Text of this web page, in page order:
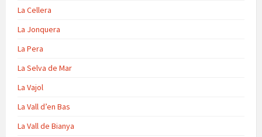
La Cellera
La Jonquera
La Pera
La Selva de Mar
La Vajol
La Vall d’en Bas
La Vall de Bianya